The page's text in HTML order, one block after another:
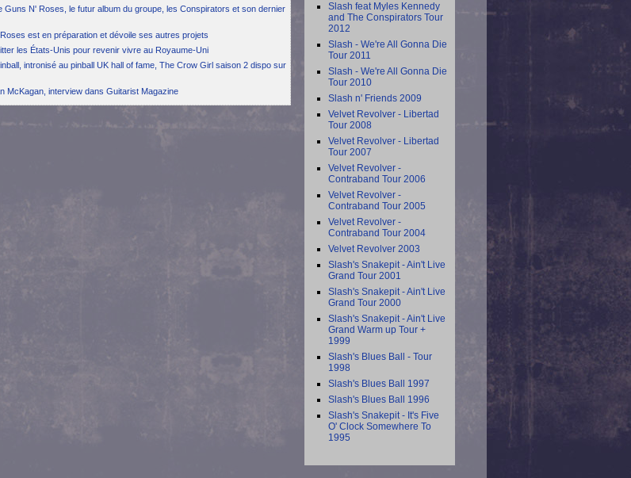
Guns N' Roses, le futur album du groupe, les Conspirators et son dernier
est en préparation et dévoile ses autres projets
les États-Unis pour revenir vivre au Royaume-Uni
intronisé au pinball UK hall of fame, The Crow Girl saison 2 dispo sur
McKagan, interview dans Guitarist Magazine
Slash feat Myles Kennedy
and The Conspirators Tour
2012
Slash - We're All Gonna Die
Tour 2011
Slash - We're All Gonna Die
Tour 2010
Slash n' Friends 2009
Velvet Revolver - Libertad
Tour 2008
Velvet Revolver - Libertad
Tour 2007
Velvet Revolver -
Contraband Tour 2006
Velvet Revolver -
Contraband Tour 2005
Velvet Revolver -
Contraband Tour 2004
Velvet Revolver 2003
Slash's Snakepit - Ain't Live
Grand Tour 2001
Slash's Snakepit - Ain't Live
Grand Tour 2000
Slash's Snakepit - Ain't Live
Grand Warm up Tour +
1999
Slash's Blues Ball - Tour
1998
Slash's Blues Ball 1997
Slash's Blues Ball 1996
Slash's Snakepit - It's Five
O' Clock Somewhere To
1995